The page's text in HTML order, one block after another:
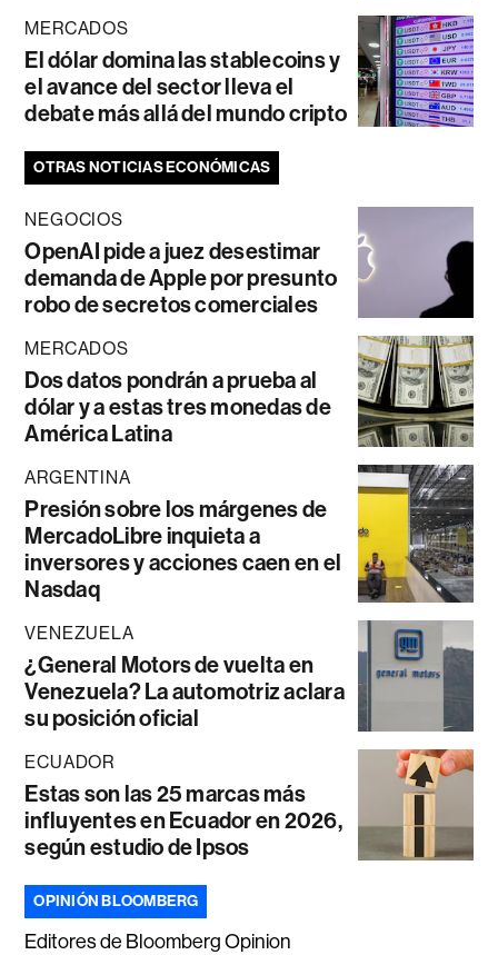
MERCADOS
El dólar domina las stablecoins y
el avance del sector lleva el
debate más allá del mundo cripto
OTRAS NOTICIAS ECONÓMICAS
NEGOCIOS
OpenAI pide a juez desestimar
demanda de Apple por presunto
robo de secretos comerciales
MERCADOS
Dos datos pondrán a prueba al
dólar y a estas tres monedas de
América Latina
ARGENTINA
Presión sobre los márgenes de
MercadoLibre inquieta a
inversores y acciones caen en el
Nasdaq
VENEZUELA
¿General Motors de vuelta en
Venezuela? La automotriz aclara
su posición oficial
ECUADOR
Estas son las 25 marcas más
influyentes en Ecuador en 2026,
según estudio de Ipsos
OPINIÓN BLOOMBERG
Editores de Bloomberg Opinion